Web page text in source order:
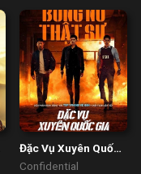
Đặc Vụ Xuyên Quốc
Gia
Confidential